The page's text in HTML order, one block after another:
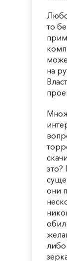
то
на
это?
они
либо